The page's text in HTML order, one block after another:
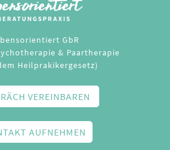
GbR
& Paartherapie
Heilprakikergesetz)
VEREINBAREN
AUFNEHMEN